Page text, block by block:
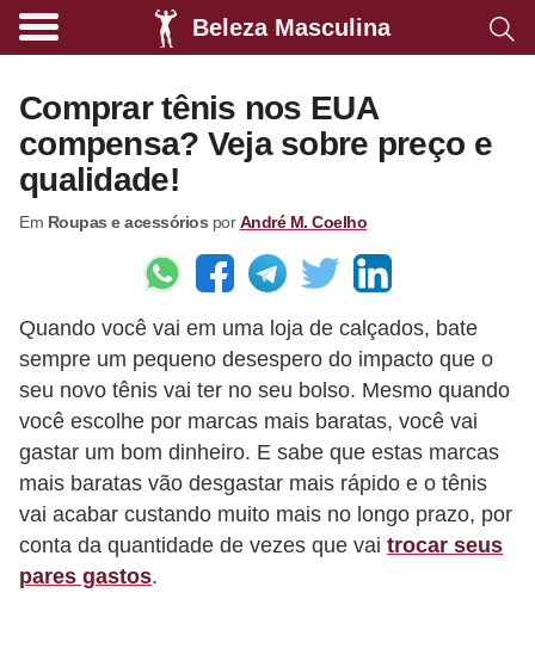
Beleza Masculina
Comprar tênis nos EUA
compensa? Veja sobre preço e
qualidade!
Em Roupas e acessórios porAndré M. Coelho
Quando você vai em uma loja de calçados, bate
sempre um pequeno desespero do impacto que o
seu novo tênis vai ter no seu bolso. Mesmo quando
você escolhe por marcas mais baratas, você vai
gastar um bom dinheiro. E sabe que estas marcas
mais baratas vão desgastar mais rápido e o tênis
vai acabar custando muito mais no longo prazo, por
conta da quantidade de vezes que vai trocar seus
pares gastos.
A
i
m
e
n
ç
ã
o
s
a
u
d
á